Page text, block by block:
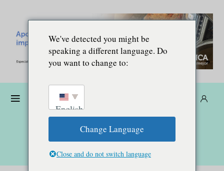
We've detected you might be
speaking a different language. Do
you want to change to:
English
Change Language
Close and do not switch language